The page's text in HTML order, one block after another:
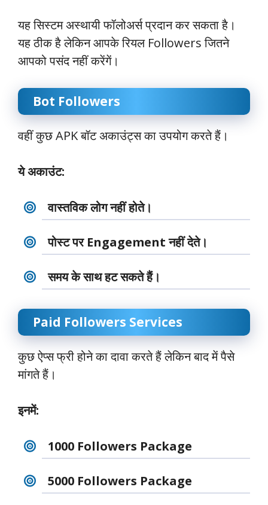
यह सिस्टम अस्थायी फॉलोअर्स प्रदान कर सकता है।
यह ठीक है लेकिन आपके रियल Followers जितने
आपको पसंद नहीं करेंगें।
Bot Followers
वहीं कुछ APK बॉट अकाउंट्स का उपयोग करते हैं।
ये अकाउंट:
वास्तविक लोग नहीं होते।
पोस्ट पर Engagement नहीं देते।
समय के साथ हट सकते हैं।
Paid Followers Services
कुछ ऐप्स फ्री होने का दावा करते हैं लेकिन बाद में पैसे
मांगते हैं।
इनमें:
1000 Followers Package
5000 Followers Package